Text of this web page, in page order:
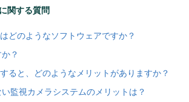
関する質問
どのようなソフトウェアですか？
？
ると、どのようなメリットがありますか？
監視カメラシステムのメリットは？